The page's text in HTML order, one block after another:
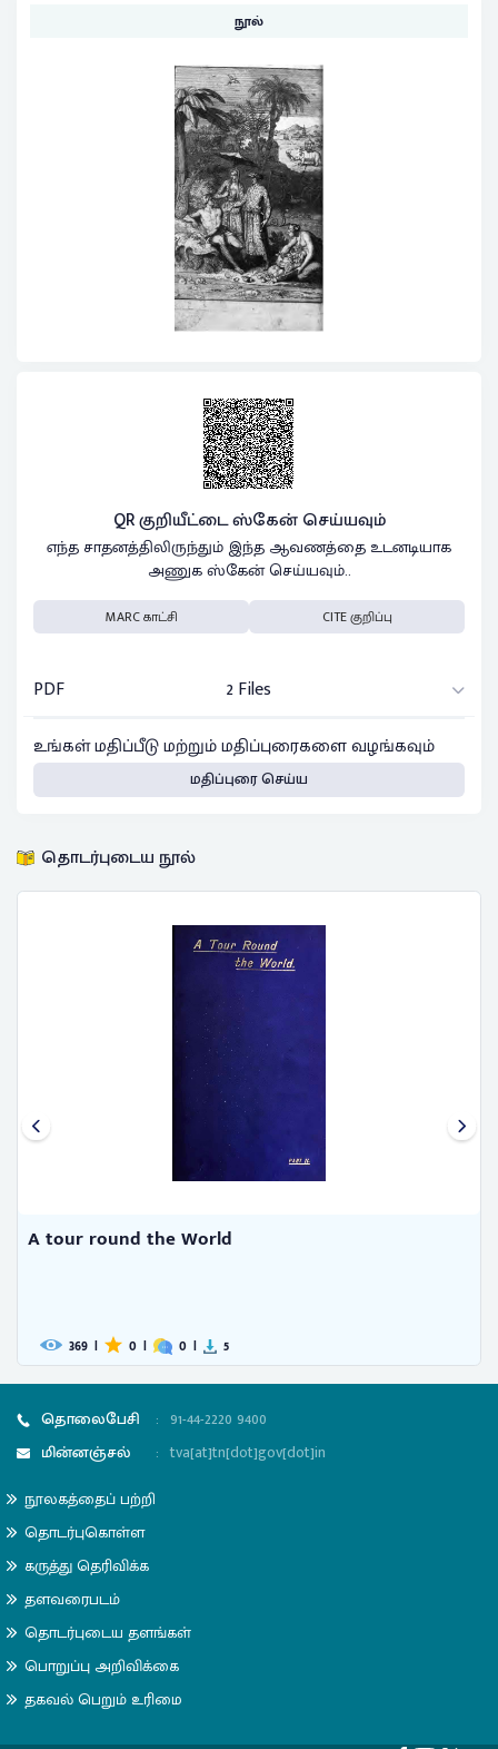
நூல்
QR குறியீட்டை ஸ்கேன் செய்யவும்
எந்த சாதனத்திலிருந்தும் இந்த ஆவணத்தை உடனடியாக
அணுக ஸ்கேன் செய்யவும்..
MARC காட்சி CITE குறிப்பு
PDF
2 Files
உங்கள் மதிப்பீடு மற்றும் மதிப்புரைகளை வழங்கவும்
மதிப்புரை செய்ய
தொடர்புடைய நூல்
A compendious Geographical and ...
392 | 0 | 0 |
தொலைபேசி : 91-44-2220 9400
மின்னஞ்சல்
: tva[at]tn[dot]gov[dot]in
நூலகத்தைப் பற்றி
தொடர்புகொள்ள
கருத்து தெரிவிக்க
தளவரைபடம்
தொடர்புடைய தளங்கள்
பொறுப்பு அறிவிக்கை
தகவல் பெறும் உரிமை